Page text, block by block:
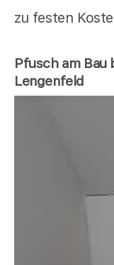
zu festen
Pfusch am Bau
Lengenfeld